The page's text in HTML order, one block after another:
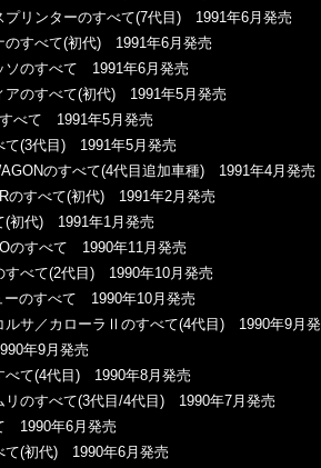
リンターのすべて(7代目) 1991年6月発売
すべて(初代) 1991年6月発売
のすべて 1991年6月発売
のすべて(初代) 1991年5月発売
べて 1991年5月発売
(3代目) 1991年5月発売
のすべて(4代目追加車種) 1991年4月発売
すべて(初代) 1991年2月発売
初代) 1991年1月発売
のすべて 1990年11月発売
べて(2代目) 1990年10月発売
のすべて 1990年10月発売
サ／カローラⅡのすべて(4代目) 1990年9月
年9月発売
て(4代目) 1990年8月発売
のすべて(3代目/4代目) 1990年7月発売
1990年6月発売
(初代) 1990年6月発売